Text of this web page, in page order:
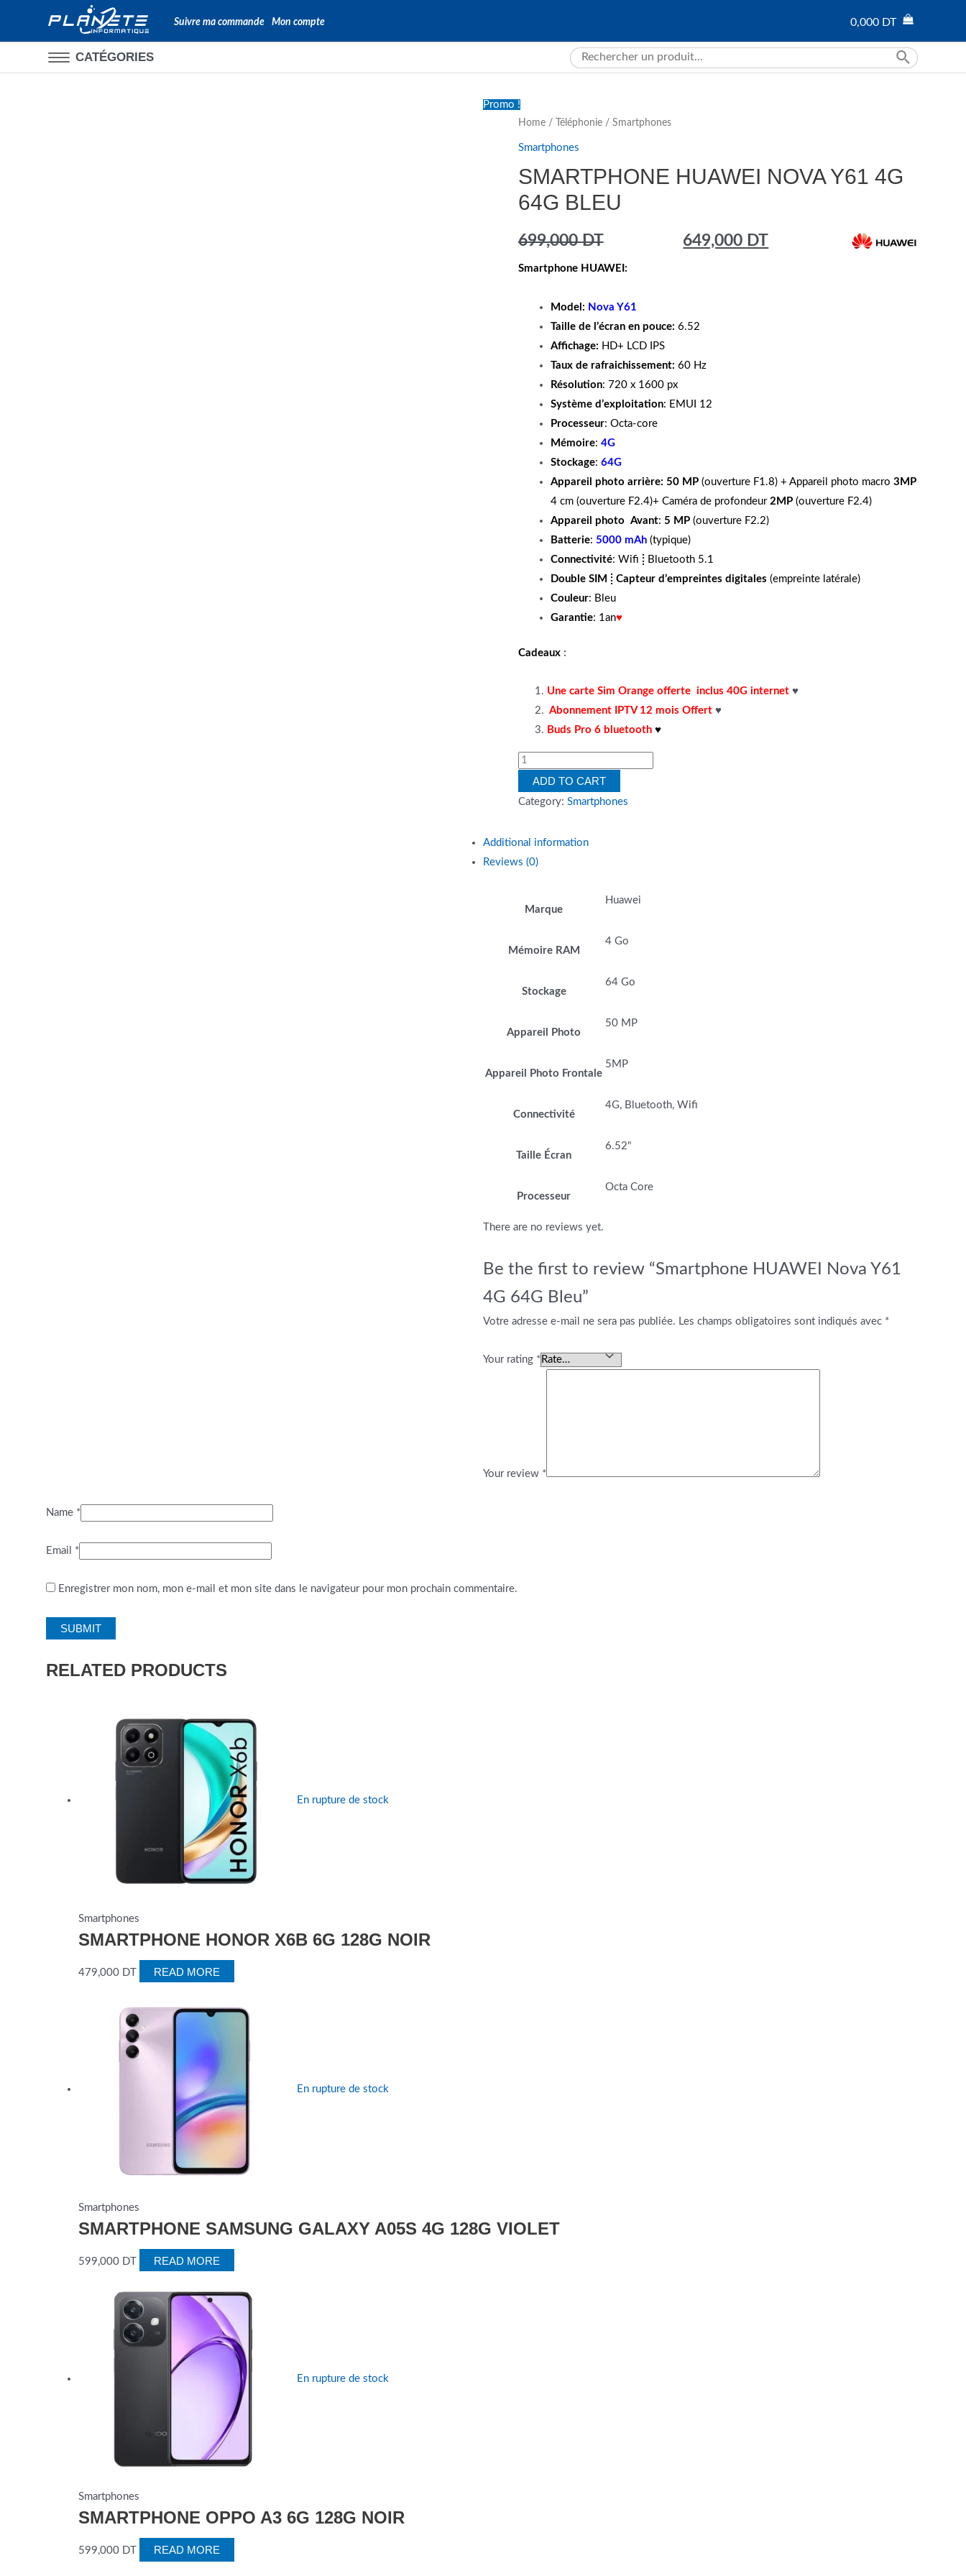
Suivre ma commande Mon compte 0,000 DT
CATÉGORIES
Search
for:
Promo !
Home/ Téléphonie/ Smartphones
Smartphones
SMARTPHONE HUAWEI NOVA Y61 4G
64G BLEU
699,000DT 649,000 DT
Smartphone HUAWEI:
Model: Nova Y61
Taille de l’écran en pouce: 6.52
Affichage: HD+ LCD IPS
Taux de rafraichissement: 60 Hz
Résolution: 720 x 1600 px
Système d’exploitation: EMUI 12
Processeur: Octa-core
Mémoire: 4G
Stockage: 64G
Appareil photo arrière: 50 MP(ouverture F1.8) + Appareil photo macro 3MP
4 cm (ouverture F2.4)+ Caméra de profondeur 2MP(ouverture F2.4)
Appareil photo Avant: 5 MP(ouverture F2.2)
Batterie: 5000 mAh(typique)
Connectivité: Wifi ⁞ Bluetooth 5.1
Double SIM ⁞ Capteur d’empreintes digitales (empreinte latérale)
Couleur: Bleu
Garantie: 1an♥
Cadeaux :
Une carte Sim Orange offerte inclus 40G internet ♥
Abonnement IPTV 12 mois Offert ♥
Buds Pro 6 bluetooth ♥
Smartphone
HUAWEI
Nova
4G
64G
ADD TO CART
Category: Smartphones
Additional information
Reviews (0)
Marque
Huawei
Mémoire RAM
4 Go
Stockage
64 Go
Appareil Photo
50 MP
Appareil Photo Frontale
5MP
Connectivité
4G, Bluetooth, Wifi
Taille Écran
6.52"
Processeur
Octa Core
There are no reviews yet.
Be the first to review “Smartphone HUAWEI Nova Y61
4G 64G Bleu”
Votre adresse e-mail ne sera pas publiée. Les champs obligatoires sont indiqués avec *
Your rating *
Your review *
Name *
Email *
Enregistrer mon nom, mon e-mail et mon site dans le navigateur pour mon prochain commentaire.
RELATED PRODUCTS
En rupture de stock
Smartphones
SMARTPHONE HONOR X6B 6G 128G NOIR
479,000 DT READ MORE
En rupture de stock
Smartphones
SMARTPHONE SAMSUNG GALAXY A05S 4G 128G VIOLET
599,000 DT READ MORE
En rupture de stock
Smartphones
SMARTPHONE OPPO A3 6G 128G NOIR
599,000 DT READ MORE